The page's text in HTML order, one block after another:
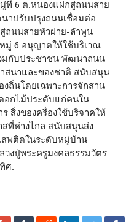
ที่ 6 ต.หนองแฝกสู่ถนนสาย
นาปรับปรุงถนนเชื่อมต่อ
ถนนสายหัวฝาย-ลำพูน
มู่ 6 อนุญาตให้ใช้บริเวณ
มกับประชาชน พัฒนาถนน
สนาและของชาติ สนับสนุน
ถิ่นโดยเฉพาะการจักสาน
อกไม้ประดับแก่คนใน
สิ่งของครื่องใช้บริจาคให้
ที่ห่างไกล สนับสนุนส่ง
สพติดในระดับหมู่บ้าน
วงปู่พระครูมงคลธรรมวัตร
ศ.